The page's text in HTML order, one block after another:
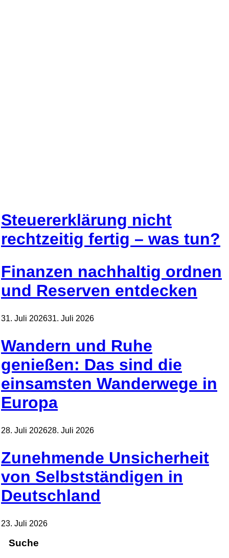
Steuererklärung nicht
rechtzeitig fertig – was tun?
Finanzen nachhaltig ordnen
und Reserven entdecken
31. Juli 202631. Juli 2026
Wandern und Ruhe
genießen: Das sind die
einsamsten Wanderwege in
Europa
28. Juli 202628. Juli 2026
Zunehmende Unsicherheit
von Selbstständigen in
Deutschland
23. Juli 2026
Suche